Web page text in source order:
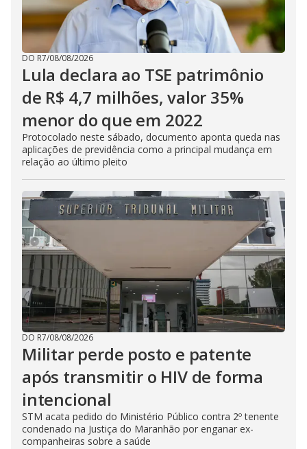
DO R7/08/08/2026
Lula declara ao TSE patrimônio
de R$ 4,7 milhões, valor 35%
menor do que em 2022
Protocolado neste sábado, documento aponta queda nas
aplicações de previdência como a principal mudança em
relação ao último pleito
DO R7/08/08/2026
Militar perde posto e patente
após transmitir o HIV de forma
intencional
STM acata pedido do Ministério Público contra 2º tenente
condenado na Justiça do Maranhão por enganar ex-
companheiras sobre a saúde